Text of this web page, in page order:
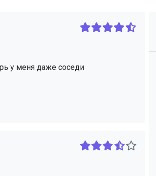
у меня даже соседи